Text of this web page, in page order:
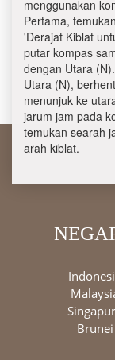
menggunakan
Pertama,
'Derajat Kiblat
putar kompas
dengan Utara
Utara (N),
menunjuk ke
jarum jam pada
temukan searah
arah kiblat.
Brunei